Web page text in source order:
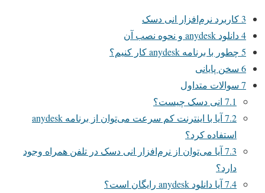
3کاربرد نرم‌افزار انی دسک
4دانلود anydesk و نحوه نصب آن
5 چطور با برنامه anydesk کار کنیم؟
6 سخن پایانی
7 سوالات متداول
7.1 انی دسک چیست؟
7.2
آیا با اینترنت کم سرعت می‌توان از برنامه anydesk
استفاده کرد؟
7.3آیا می‌توان از نرم‌افزار انی دسک در تلفن همراه وجود
دارد؟
7.4آیا دانلود anydesk رایگان است؟